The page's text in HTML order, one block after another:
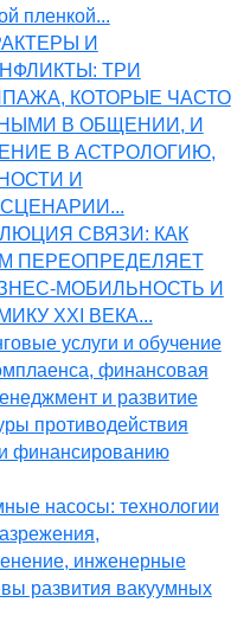
пленкой...
И
ТРИ
КОТОРЫЕ ЧАСТО
В ОБЩЕНИИ, И
В АСТРОЛОГИЮ,
И
СВЯЗИ: КАК
ПЕРЕОПРЕДЕЛЯЕТ
МОБИЛЬНОСТЬ И
XXI ВЕКА...
услуги и обучение
финансовая
и развитие
противодействия
финансированию
насосы: технологии
инженерные
развития вакуумных